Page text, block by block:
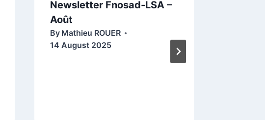
Newsletter Fnosad-LSA –
Août
By Mathieu ROUER
14 August 2025